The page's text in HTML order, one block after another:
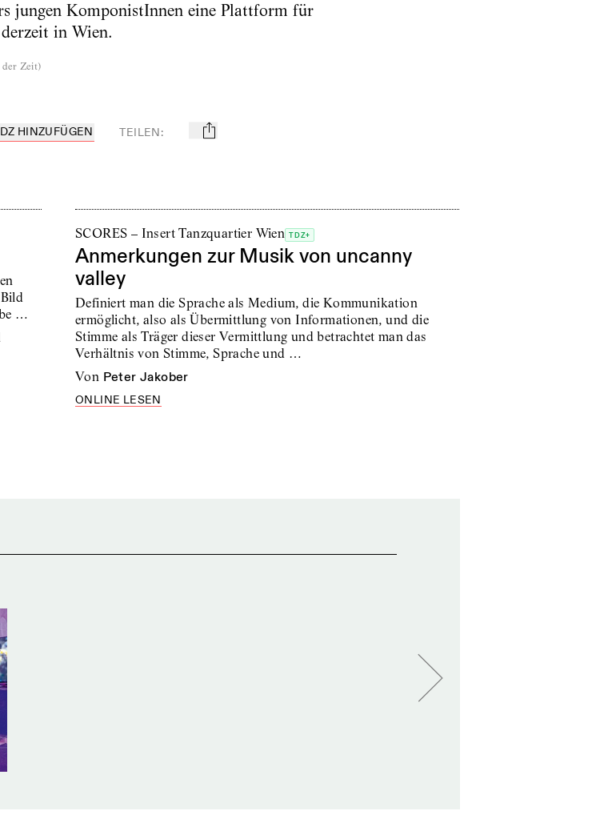
jungen KomponistInnen eine Plattform für
in Wien.
der Zeit)
HINZUFÜGEN TEILEN: mail
…
SCORES – Insert Tanzquartier Wien TDZ+
Anmerkungen zur Musik von uncanny
valley
Definiert man die Sprache als Medium, die Kommunikation
ermöglicht, also als Übermittlung von Informationen, und die
Stimme als Träger dieser Vermittlung und betrachtet man das
Verhältnis von Stimme, Sprache und …
von Peter Jakober
ONLINE LESEN